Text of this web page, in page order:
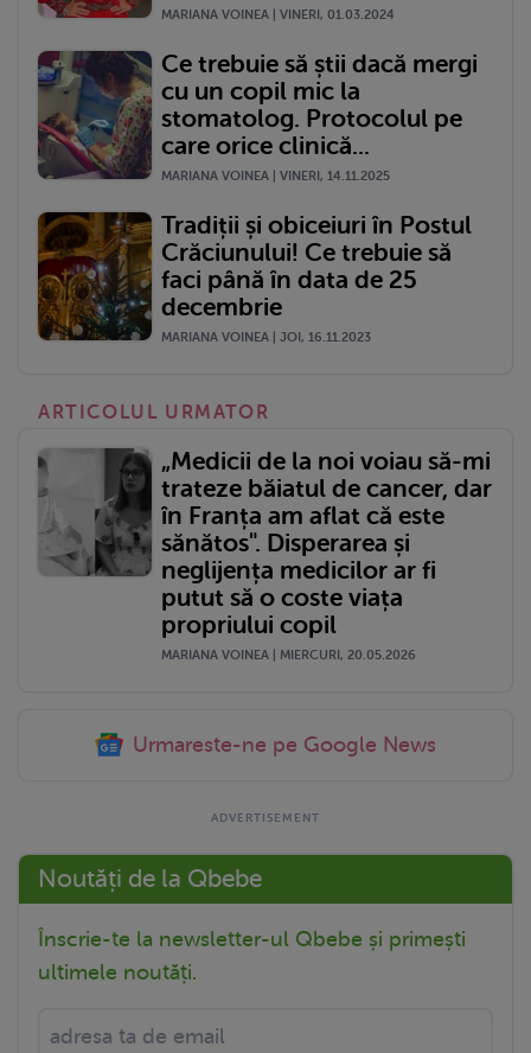
MARIANA VOINEA | VINERI, 01.03.2024
Ce trebuie să știi dacă mergi
cu un copil mic la
stomatolog. Protocolul pe
care orice clinică...
MARIANA VOINEA | VINERI, 14.11.2025
Tradiții și obiceiuri în Postul
Crăciunului! Ce trebuie să
faci până în data de 25
decembrie
MARIANA VOINEA | JOI, 16.11.2023
ARTICOLUL URMATOR
„Medicii de la noi voiau să-mi
trateze băiatul de cancer, dar
în Franța am aflat că este
sănătos". Disperarea și
neglijența medicilor ar fi
putut să o coste viața
propriului copil
MARIANA VOINEA | MIERCURI, 20.05.2026
Urmareste-ne pe Google News
Noutăți de la Qbebe
Înscrie-te la newsletter-ul Qbebe și primești
ultimele noutăți.